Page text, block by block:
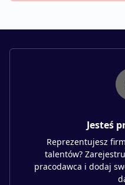
Jesteś
Reprezentujesz
talentów?
pracodawca i dodaj